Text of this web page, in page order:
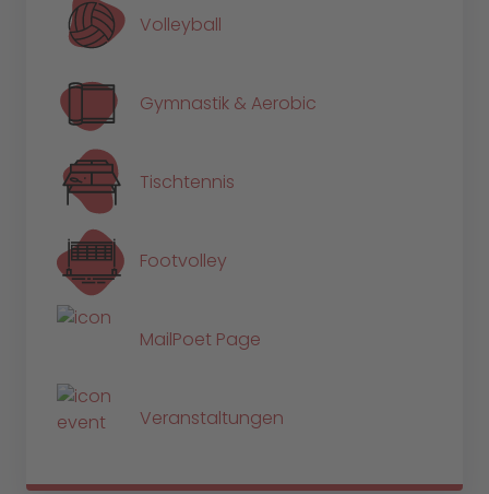
Volleyball
Gymnastik & Aerobic
Tischtennis
Footvolley
MailPoet Page
Veranstaltungen